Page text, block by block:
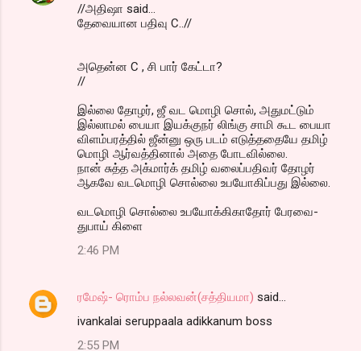
//அதிஷா said...
தேவையான பதிவு C..//
அதென்ன C , சி பார் கேட்டா?
//
இல்லை தோழர், ஜீ வட மொழி சொல், அதுமட்டும்
இல்லாமல் பையா இயக்குநர் லிங்கு சாமி கூட பையா
விளம்பரத்தில் ஜீன்னு ஒரு படம் எடுத்ததையே தமிழ்
மொழி ஆர்வத்தினால் அதை போடவில்லை.
நான் சுத்த அக்மார்க் தமிழ் வலைப்பதிவர் தோழர்
ஆகவே வடமொழி சொல்லை உபயோகிப்பது இல்லை.
வடமொழி சொல்லை உபயோக்கிகாதோர் பேரவை-
துபாய் கிளை
2:46 PM
ரமேஷ்- ரொம்ப நல்லவன்(சத்தியமா) said…
ivankalai seruppaala adikkanum boss
2:55 PM